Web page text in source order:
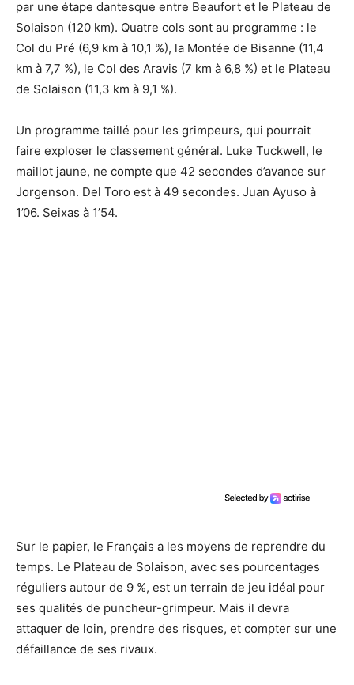
par une étape dantesque entre Beaufort et le Plateau de
Solaison (120 km). Quatre cols sont au programme : le
Col du Pré (6,9 km à 10,1 %), la Montée de Bisanne (11,4
km à 7,7 %), le Col des Aravis (7 km à 6,8 %) et le Plateau
de Solaison (11,3 km à 9,1 %).
Un programme taillé pour les grimpeurs, qui pourrait
faire exploser le classement général. Luke Tuckwell, le
maillot jaune, ne compte que 42 secondes d’avance sur
Jorgenson. Del Toro est à 49 secondes. Juan Ayuso à
1’06. Seixas à 1’54.
Sur le papier, le Français a les moyens de reprendre du
temps. Le Plateau de Solaison, avec ses pourcentages
réguliers autour de 9 %, est un terrain de jeu idéal pour
ses qualités de puncheur-grimpeur. Mais il devra
attaquer de loin, prendre des risques, et compter sur une
défaillance de ses rivaux.